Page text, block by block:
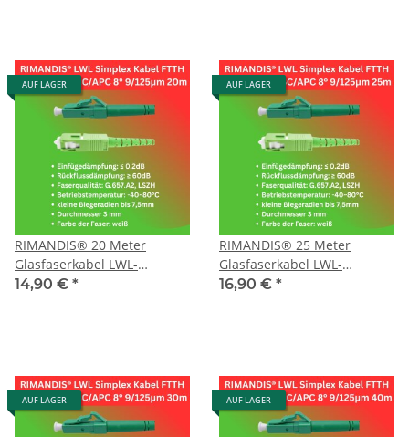
AUF LAGER
RIMANDIS® 20 Meter
Glasfaserkabel LWL-
Patchkabel Singlemode
14,90 € *
AUF LAGER
RIMANDIS® 25 Meter
Glasfaserkabel LWL-
Patchkabel Singlemode
16,90 € *
AUF LAGER AUF LAGER